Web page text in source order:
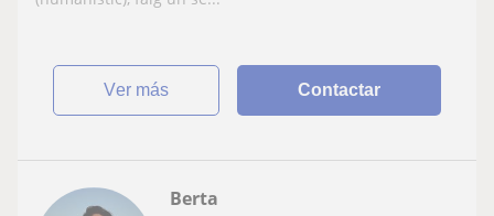
ver más Contactar
Berta